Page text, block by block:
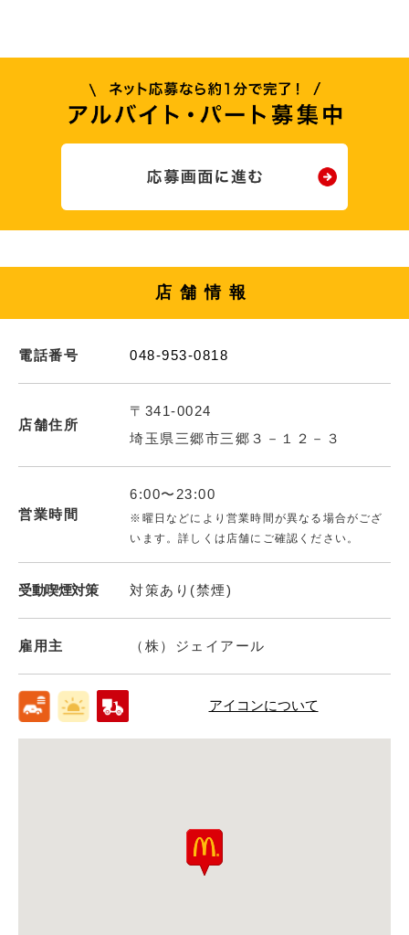
店舗情報
電話番号 048-953-0818
店舗住所
〒341-0024
埼玉県三郷市三郷３－１２－３
営業時間
6:00〜23:00
※曜日などにより営業時間が異なる場合がござ
います。詳しくは店舗にご確認ください。
受動喫煙対策 対策あり(禁煙)
雇用主 （株）ジェイアール
アイコンについて